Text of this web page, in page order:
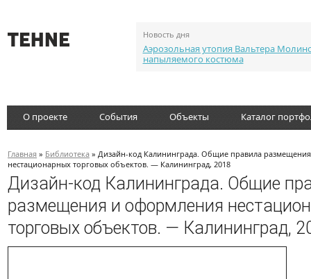
Новость дня
Аэрозольная утопия Вальтера
напыляемого костюма
О проекте События Объекты Каталог
Главная » Библиотека » Дизайн-код Калининграда. Общие правила
нестационарных торговых объектов. — Калининград, 2018
Дизайн-код Калининграда. Общие
размещения и оформления
торговых объектов. — Калининград,